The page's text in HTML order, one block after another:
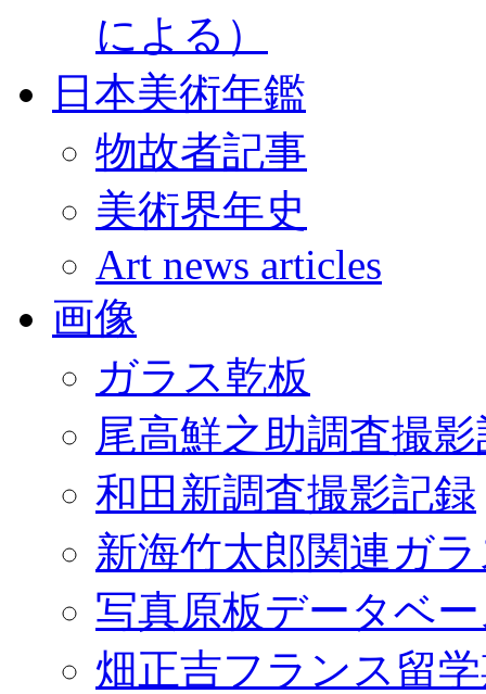
による）
日本美術年鑑
物故者記事
美術界年史
Art news articles
画像
ガラス乾板
尾高鮮之助調査撮
和田新調査撮影記録
新海竹太郎関連ガ
写真原板データベ
畑正吉フランス留